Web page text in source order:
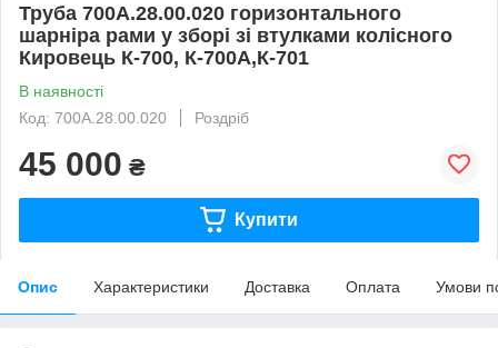
Труба 700А.28.00.020 горизонтального
шарніра рами у зборі зі втулками колісного
Кировець К-700, К-700А,К-701
В наявності
Код: 700А.28.00.020
Роздріб
45 000 ₴
Купити
Опис Характеристики Доставка Оплата Умови